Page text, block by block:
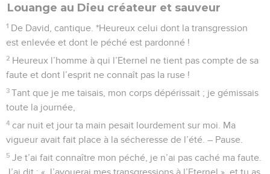
Louange au Dieu créateur et sauveur
1 De David, cantique. *Heureux celui dont la transgression
est enlevée et dont le péché est pardonné !
2 Heureux l’homme à qui l’Eternel ne tient pas compte de sa
faute et dont l’esprit ne connaît pas la ruse !
3 Tant que je me taisais, mon corps dépérissait ; je gémissais
toute la journée,
4 car nuit et jour ta main pesait lourdement sur moi. Ma
vigueur avait fait place à la sécheresse de l’été. – Pause.
5 Je t’ai fait connaître mon péché, je n’ai pas caché ma faute.
J’ai dit : « J’avouerai mes transgressions à l’Eternel », et tu as